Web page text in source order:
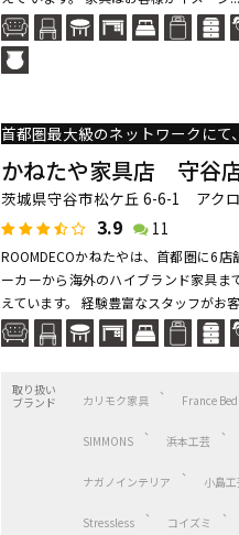
かねたや家具店 守谷
茨城県守谷市松ケ丘 6-6-1 アク
3.9 11
ROOMDECOかねたやは、首都圏に6
ーカーから海外のハイブランド家具
えています。 経験豊富なスタッフがお
取り扱い
ブランド
カリモク家具 France Bed
SIMMONS 浜本工芸
ナガノインテリア 小島
Stressless コイズミ